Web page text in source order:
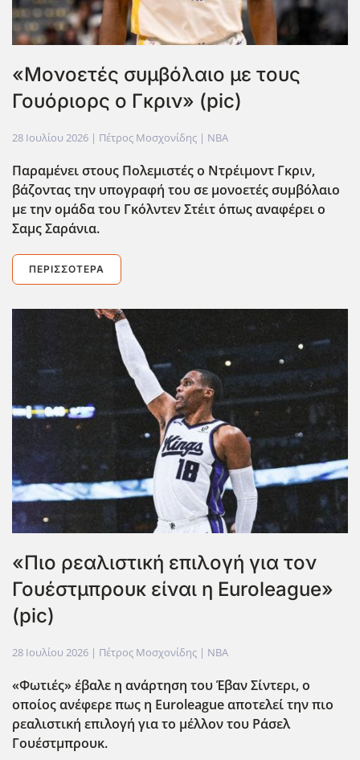
«Μονοετές συμβόλαιο με τους
Γουόριορς ο Γκριν» (pic)
28 Ιουλίου 2026 | Πέτρος Μοσχονίδης | NBA
Παραμένει στους Πολεμιστές ο Ντρέιμοντ Γκριν,
βάζοντας την υπογραφή του σε μονοετές συμβόλαιο
με την ομάδα του Γκόλντεν Στέιτ όπως αναφέρει ο
Σαμς Σαράνια.
ΠΕΡΙΣΣΌΤΕΡΑ
«Πιο ρεαλιστική επιλογή για τον
Γουέστμπρουκ είναι η Euroleague»
(pic)
28 Ιουλίου 2026 | Πέτρος Μοσχονίδης | NBA
«Φωτιές» έβαλε η ανάρτηση του Έβαν Σίντερι, ο
οποίος ανέφερε πως η Euroleague αποτελεί την πιο
ρεαλιστική επιλογή για το μέλλον του Ράσελ
Γουέστμπρουκ.